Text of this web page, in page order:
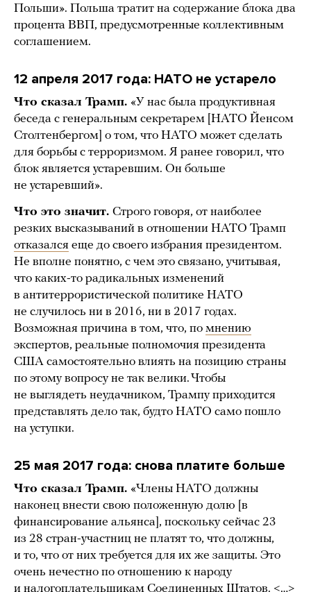
Польши». Польша тратит на содержание блока два
процента ВВП, предусмотренные коллективным
соглашением.
12 апреля 2017 года: НАТО не устарело
Что сказал Трамп. «У нас была продуктивная
беседа c генеральным секретарем [НАТО Йенсом
Столтенбергом] о том, что НАТО может сделать
для борьбы с терроризмом. Я ранее говорил, что
блок является устаревшим. Он больше
не устаревший».
Что это значит. Строго говоря, от наиболее
резких высказываний в отношении НАТО Трамп
отказался еще до своего избрания президентом.
Не вполне понятно, с чем это связано, учитывая,
что каких-то радикальных изменений
в антитеррористической политике НАТО
не случилось ни в 2016, ни в 2017 годах.
Возможная причина в том, что, по мнению
экспертов, реальные полномочия президента
США самостоятельно влиять на позицию страны
по этому вопросу не так велики. Чтобы
не выглядеть неудачником, Трампу приходится
представлять дело так, будто НАТО само пошло
на уступки.
25 мая 2017 года: снова платите больше
Что сказал Трамп. «Члены НАТО должны
наконец внести свою положенную долю [в
финансирование альянса], поскольку сейчас 23
из 28 стран-участниц не платят то, что должны,
и то, что от них требуется для их же защиты. Это
очень нечестно по отношению к народу
и налогоплательщикам Соединенных Штатов. <…>